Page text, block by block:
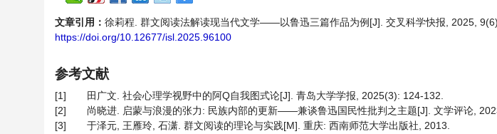
文章引用： 徐莉程. 群文阅读法解读现当代文学——以鲁迅三篇作品为例[J]. 交叉科学快报, 2025,
https://doi.org/10.12677/isl.2025.96100
参考文献
[1]
田广文. 社会心理学视野中的阿Q自我图式论[J]. 青岛大学学报, 2025(3): 124-132.
[2]
尚晓进. 启蒙与浪漫的张力: 民族内部的更新——兼谈鲁迅国民性批判之主题[J]. 文学评论,
[3]
于泽元, 王雁玲, 石潇. 群文阅读的理论与实践[M]. 重庆: 西南师范大学出版社, 2013.